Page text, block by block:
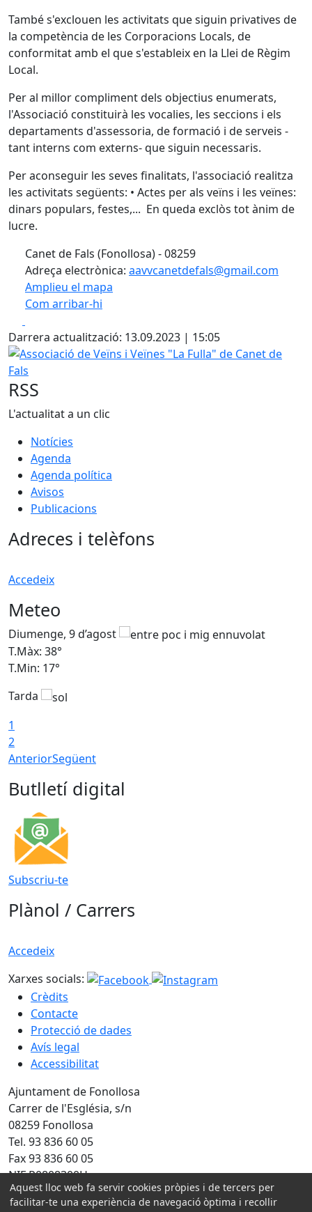
També s'exclouen les activitats que siguin privatives de
la competència de les Corporacions Locals, de
conformitat amb el que s'estableix en la Llei de Règim
Local.
Per al millor compliment dels objectius enumerats,
l'Associació constituirà les vocalies, les seccions i els
departaments d'assessoria, de formació i de serveis -
tant interns com externs- que siguin necessaris.
Per aconseguir les seves finalitats, l'associació realitza
les activitats següents: • Actes per als veïns i les veïnes:
dinars populars, festes,... En queda exclòs tot ànim de
lucre.
Canet de Fals (Fonollosa) - 08259
Adreça electrònica: aavvcanetdefals@gmail.com
Amplieu el mapa
Com arribar-hi
+
−
Darrera actualització: 13.09.2023 | 15:05
Associació de Veïns i Veïnes "La Fulla" de Canet de Fals
RSS
L'actualitat a un clic
Notícies
Agenda
Agenda política
Avisos
Publicacions
Adreces i telèfons
Accedeix
Meteo
Diumenge, 9 d’agost
T.Màx: 38°
T.Min: 17°
Tarda
1
2
AnteriorSegüent
Butlletí digital
Subscriu-te
Plànol / Carrers
Accedeix
Xarxes socials:
Crèdits
Contacte
Protecció de dades
Avís legal
Accessibilitat
Ajuntament de Fonollosa
Carrer de l'Església, s/n
08259 Fonollosa
Tel. 93 836 60 05
Fax 93 836 60 05
NIF P0808300H
Amb la col·laboració de:
Aquest lloc web fa servir cookies pròpies i de tercers per
facilitar-te una experiència de navegació òptima i recollir